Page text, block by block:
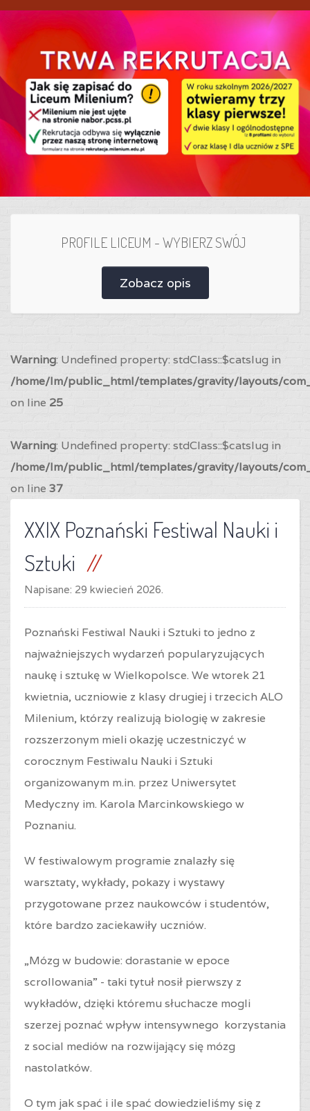
PROFILE LICEUM - WYBIERZ SWÓJ
Zobacz opis
Warning: Undefined property: stdClass::$catslug in
/home/lm/public_html/templates/gravity/layouts/
on line 25
Warning: Undefined property: stdClass::$catslug in
/home/lm/public_html/templates/gravity/layouts/
on line 37
XXIX Poznański Festiwal Nauki i
Sztuki
Napisane: 29 kwiecień 2026.
Poznański Festiwal Nauki i Sztuki to jedno z
najważniejszych wydarzeń popularyzujących
naukę i sztukę w Wielkopolsce. We wtorek 21
kwietnia, uczniowie z klasy drugiej i trzecich ALO
Milenium, którzy realizują biologię w zakresie
rozszerzonym mieli okazję uczestniczyć w
corocznym Festiwalu Nauki i Sztuki
organizowanym m.in. przez Uniwersytet
Medyczny im. Karola Marcinkowskiego w
Poznaniu.
W festiwalowym programie znalazły się
warsztaty, wykłady, pokazy i wystawy
przygotowane przez naukowców i studentów,
które bardzo zaciekawiły uczniów.
„Mózg w budowie: dorastanie w epoce
scrollowania” - taki tytuł nosił pierwszy z
wykładów, dzięki któremu słuchacze mogli
szerzej poznać wpływ intensywnego korzystania
z social mediów na rozwijający się mózg
nastolatków.
O tym jak spać i ile spać dowiedzieliśmy się z